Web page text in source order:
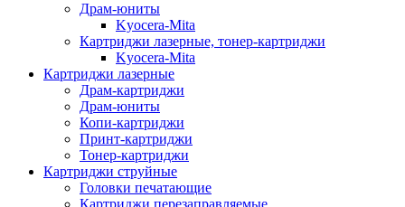
Драм-юниты
Kyocera-Mita
Картриджи лазерные, тонер-картриджи
Kyocera-Mita
Картриджи лазерные
Драм-картриджи
Драм-юниты
Копи-картриджи
Принт-картриджи
Тонер-картриджи
Картриджи струйные
Головки печатающие
Картриджи перезаправляемые